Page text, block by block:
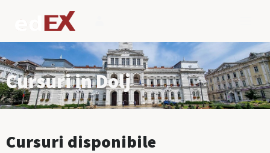
Cursuri in Dolj
Cursuri disponibile